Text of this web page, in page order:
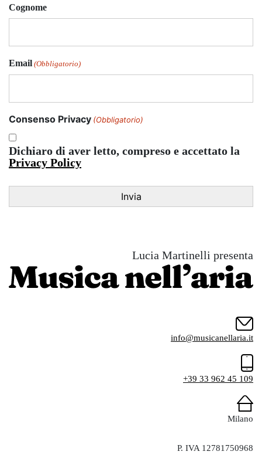
Cognome
Email (Obbligatorio)
Consenso Privacy (Obbligatorio)
Dichiaro di aver letto, compreso e accettato la
Privacy Policy
Lucia Martinelli presenta
info@musicanellaria.it
+39 33 962 45 109
Milano
P. IVA 12781750968